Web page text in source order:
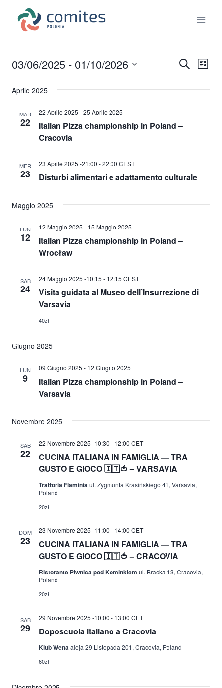
contenuto
Eventi
Eventi
viste
CercaLista
03/06/2025 - 01/10/2026
la
Aprile 2025
MAR
22
Italian Pizza championship in Poland –
Cracovia
22 Aprile 2025 -25 Aprile 2025
MER
23 Disturbi alimentari e adattamento culturale
23 Aprile 2025 -21:00 -22:00 CEST
Maggio 2025
LUN
12
Italian Pizza championship in Poland –
Wrocław
12 Maggio 2025 - 15 Maggio 2025
SAB
24
Visita guidata al Museo dell’Insurrezione di
Varsavia
24 Maggio 2025 -10:15 - 12:15 CEST
40zł
Giugno 2025
LUN
9
Italian Pizza championship in Poland –
Varsavia
09 Giugno 2025 - 12 Giugno 2025
Novembre 2025
SAB
22
CUCINA ITALIANA IN FAMIGLIA — TRA
GUSTO E GIOCO 🇮🇹🍅 – VARSAVIA
22 Novembre 2025 -10:30 - 12:00 CET
Trattoria Flaminiaul. Zygmunta Krasińskiego 41, Varsavia,
Poland
20zł
DOM
23
CUCINA ITALIANA IN FAMIGLIA — TRA
GUSTO E GIOCO 🇮🇹🍅 – CRACOVIA
23 Novembre 2025 -11:00 - 14:00 CET
Ristorante Piwnica pod Kominkiem ul. Bracka 13, Cracovia,
Poland
20zł
SAB
29 Doposcuola italiano a Cracovia
29 Novembre 2025 -10:00 - 13:00 CET
Klub Wenaaleja 29 Listopada 201, Cracovia, Poland
60zł